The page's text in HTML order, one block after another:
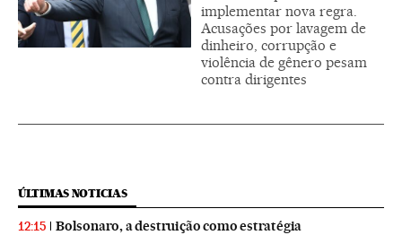
implementar nova regra.
Acusações por lavagem de
dinheiro, corrupção e
violência de gênero pesam
contra dirigentes
ÚLTIMAS NOTICIAS
12:15 Bolsonaro, a destruição como estratégia